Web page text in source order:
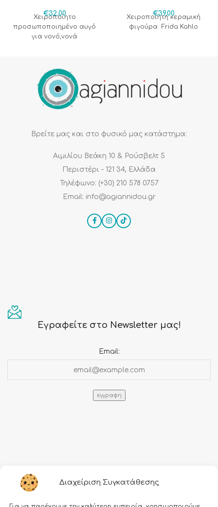
Διαχείριση Συγκατάθεσης
€32,00
Χειροποίητο
προσωποποιημένο αυγό
για νονό,νονά
€39,00
Χειροποίητη κεραμική
φιγούρα Frida Kahlo
Βρείτε μας και στο φυσικό μας κατάστημα:
Αιμιλίου Βεάκη 10 & Ρούσβελτ 5
Περιστέρι - 121 34, Ελλάδα
Τηλέφωνο: (+30) 210 578 0757
Email: info@agiannidou.gr
Εγραφείτε στο Newsletter μας!
Email:
Πληροφορίες